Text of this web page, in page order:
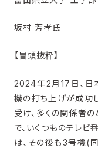
坂村 芳孝氏
【冒頭抜粋】
2024年2月17日、日
機の打ち上げが成功
受け、多くの関係者
で、いくつものテレビ
は、その後も3号機(